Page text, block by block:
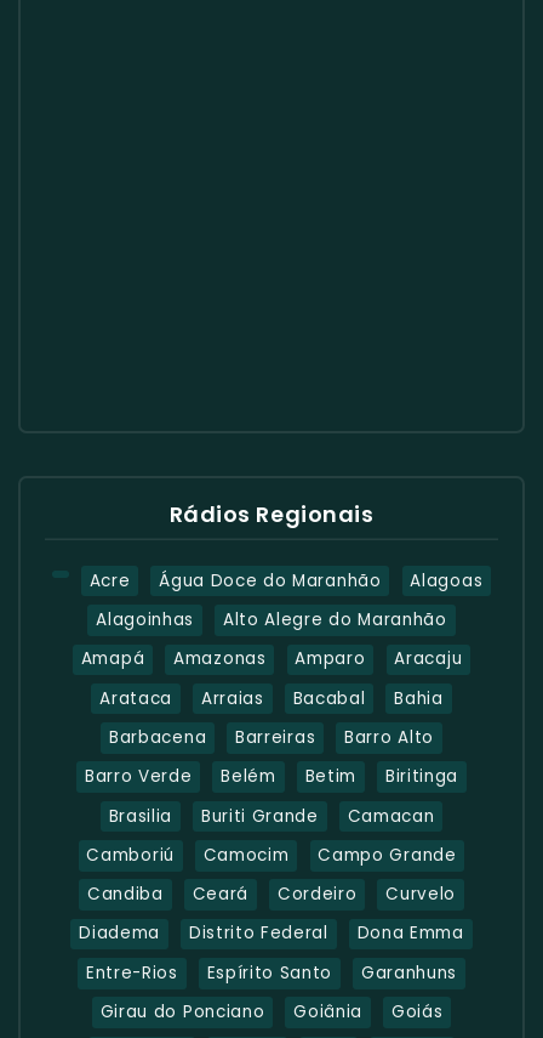
Rádios Regionais
Acre Água Doce do Maranhão
Alagoas
Alagoinhas
Alto Alegre do Maranhão
Amapá
Amazonas Amparo
Aracaju
Arataca
Arraias Bacabal
Bahia
Barbacena
Barreiras
Barro Alto
Barro Verde
Belém Betim
Biritinga
Brasilia
Buriti Grande
Camacan
Camboriú
Camocim
Campo Grande
Candiba
Ceará Cordeiro
Curvelo
Diadema
Distrito Federal
Dona Emma
Entre-Rios
Espírito Santo
Garanhuns
Girau do Ponciano
Goiânia Goiás